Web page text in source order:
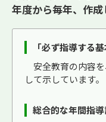
年度から毎年、作成
「必ず指導する
安全教育の内容
して示しています。
総合的な年間指